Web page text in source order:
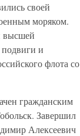
своей
моряком.
высшей
и
флота со
гражданским
Завершил
Алексеевич